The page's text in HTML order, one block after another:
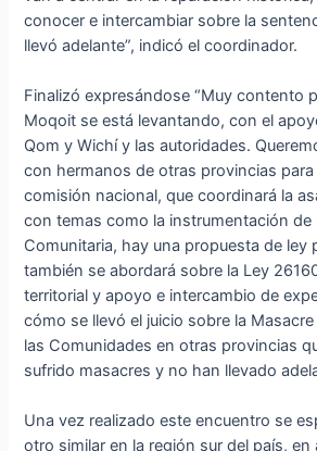
conocer e intercambiar sobre la
llevó adelante”, indicó el coordinador.
Finalizó expresándose “Muy contento
Moqoit se está levantando, con el
Qom y Wichí y las autoridades.
con hermanos de otras provincias
comisión nacional, que coordinará la
con temas como la instrumentación de
Comunitaria, hay una propuesta de ley
también se abordará sobre la Ley
territorial y apoyo e intercambio de
cómo se llevó el juicio sobre la
las Comunidades en otras provincias
sufrido masacres y no han llevado
Una vez realizado este encuentro se
otro similar en la región sur del país, en